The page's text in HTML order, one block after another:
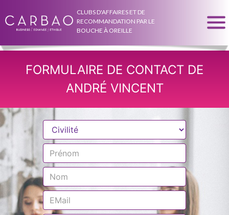
CLUBS D'AFFAIRES ET DE
RECOMMANDATION PAR LE
BOUCHE À OREILLE
FORMULAIRE DE CONTACT DE
ANDRÉ VINCENT